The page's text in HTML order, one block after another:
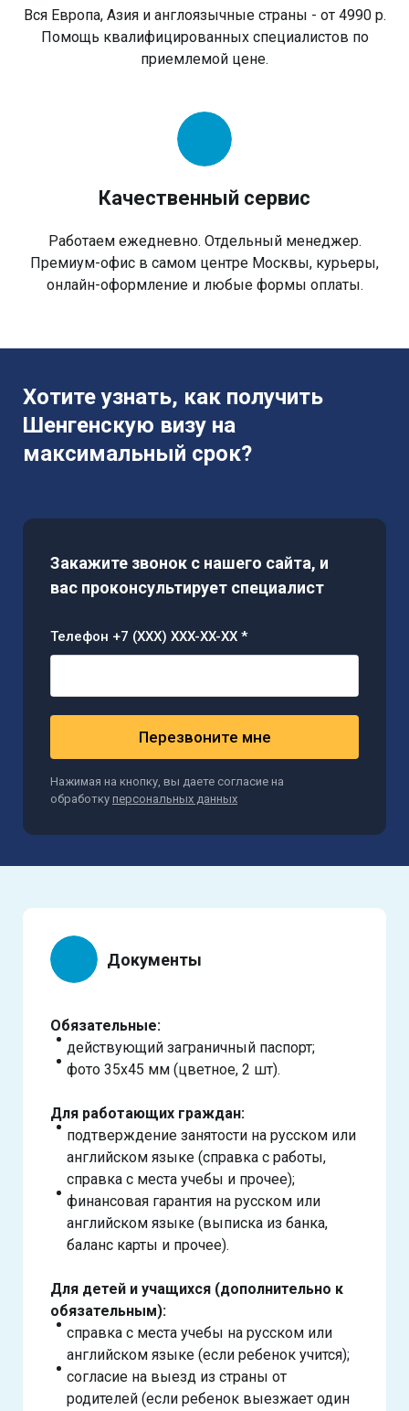
Вся Европа, Азия и англоязычные страны - от 4990 р.
Помощь квалифицированных специалистов по
приемлемой цене.
Качественный сервис
Работаем ежедневно. Отдельный менеджер.
Премиум-офис в самом центре Москвы, курьеры,
онлайн-оформление и любые формы оплаты.
Хотите узнать, как получить
Шенгенскую визу на
максимальный срок?
Закажите звонок с нашего сайта, и
вас проконсультирует специалист
Телефон +7 (XXX) XXX-XX-XX *
Перезвоните мне
Нажимая на кнопку, вы даете согласие на
обработку персональных данных
Документы
Обязательные:
действующий заграничный паспорт;
фото 35х45 мм (цветное, 2 шт).
Для работающих граждан:
подтверждение занятости на русском или
английском языке (справка с работы,
справка с места учебы и прочее);
финансовая гарантия на русском или
английском языке (выписка из банка,
баланс карты и прочее).
Для детей и учащихся (дополнительно к
обязательным):
справка с места учебы на русском или
английском языке (если ребенок учится);
согласие на выезд из страны от
родителей (если ребенок выезжает один